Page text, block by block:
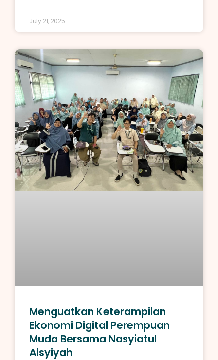
July 21, 2025
Menguatkan Keterampilan
Ekonomi Digital Perempuan
Muda Bersama Nasyiatul
Aisyiyah